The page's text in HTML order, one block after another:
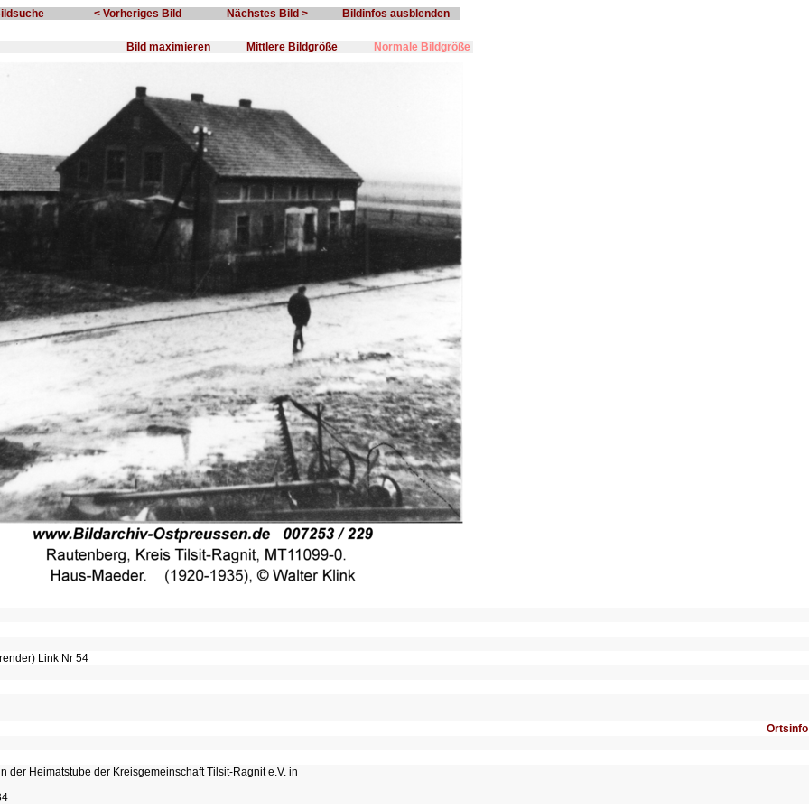
< Vorheriges Bild Nächstes Bild > Bildinfos ausblenden
Normale Bildgröße
Mittlere Bildgröße
Bild maximieren
Link Nr 54
Ortsinfo
der Heimatstube der Kreisgemeinschaft Tilsit-Ragnit e.V. in